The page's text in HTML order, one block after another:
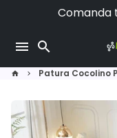
conținut
Comanda
menu search
home keyboard_arrow_right Patura Cocolino